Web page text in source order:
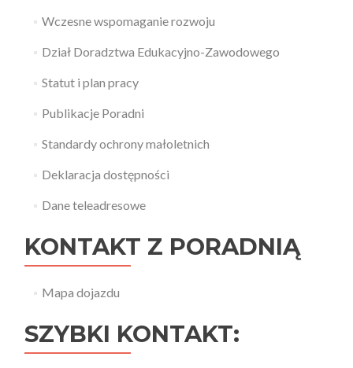
Wczesne wspomaganie rozwoju
Dział Doradztwa Edukacyjno-Zawodowego
Statut i plan pracy
Publikacje Poradni
Standardy ochrony małoletnich
Deklaracja dostępności
Dane teleadresowe
KONTAKT Z PORADNIĄ
Mapa dojazdu
SZYBKI KONTAKT: